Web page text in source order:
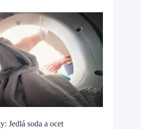
Jedlá soda a ocet